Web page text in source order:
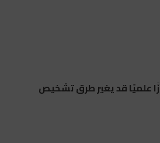
علميًا قد يغير طرق تشخيص